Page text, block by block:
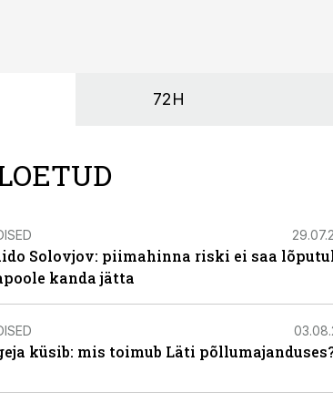
72H
Solovjov: piimahinna riski ei saa
kanda jätta
küsib: mis toimub Läti